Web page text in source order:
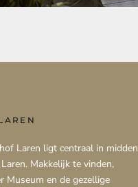
Laren ligt centraal in midden
Makkelijk te vinden,
Museum en de gezellige